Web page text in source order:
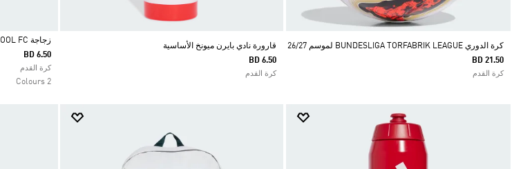
كرة الدوري BUNDESLIGA TORFABRIK LEAGUE لموسم 26/27
BD 21.50
كرة القدم
قارورة نادي بايرن ميونخ الأساسية
BD 6.50
كرة القدم
Selected
زجاجة LIVERPOOL FC
BD 6.50
كرة القدم
2 Colours